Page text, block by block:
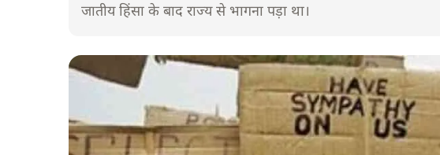
जातीय हिंसा के बाद राज्य से भागना पड़ा था।